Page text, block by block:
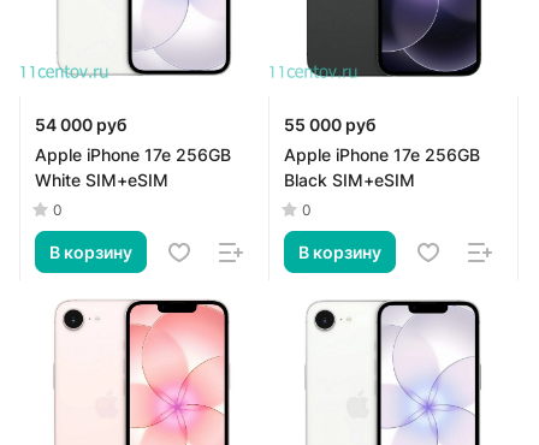
54 000 руб
Apple iPhone 17e 256GB
White SIM+eSIM
0
В корзину
55 000 руб
Apple iPhone 17e 256GB
Black SIM+eSIM
0
В корзину